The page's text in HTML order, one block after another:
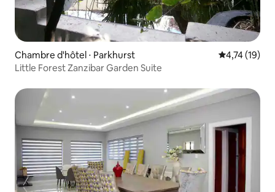
Chambre d'hôtel ⋅ Parkhurst Évaluation
4,74 (19)
Little Forest Zanzibar Garden Suite